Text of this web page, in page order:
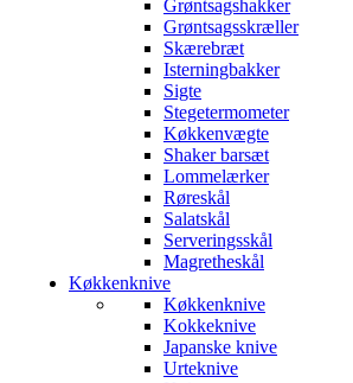
Grøntsagshakker
Grøntsagsskræller
Skærebræt
Isterningbakker
Sigte
Stegetermometer
Køkkenvægte
Shaker barsæt
Lommelærker
Røreskål
Salatskål
Serveringsskål
Magretheskål
Køkkenknive
Køkkenknive
Kokkeknive
Japanske knive
Urteknive